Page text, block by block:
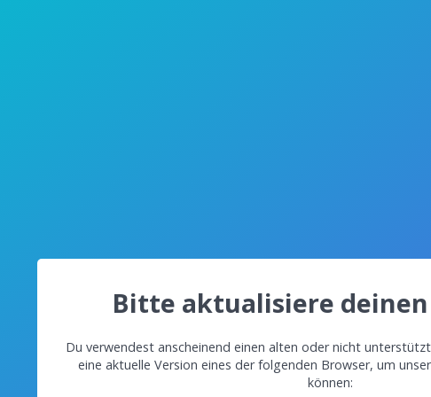
Bitte aktualisiere
Du verwendest anscheinend einen alten oder nicht
eine aktuelle Version eines der folgenden Browser, um
können: